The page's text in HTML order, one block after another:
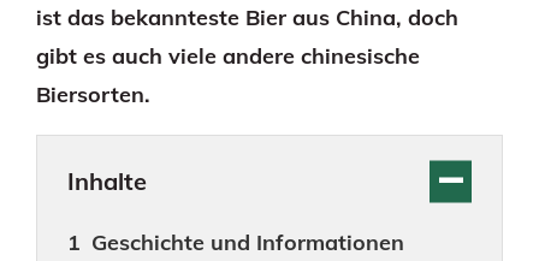
ist das bekannteste Bier aus China, doch
gibt es auch viele andere chinesische
Biersorten.
Inhalte
Geschichte und Informationen